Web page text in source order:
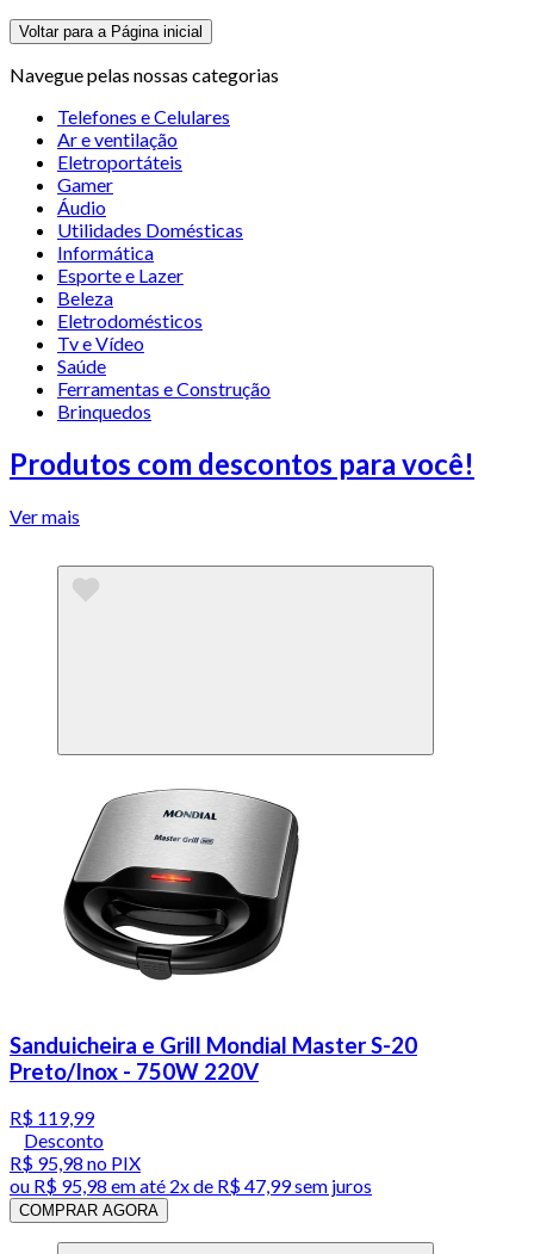
Voltar para a Página inicial
Navegue pelas nossas categorias
Telefones e Celulares
Ar e ventilação
Eletroportáteis
Gamer
Áudio
Utilidades Domésticas
Informática
Esporte e Lazer
Beleza
Eletrodomésticos
Tv e Vídeo
Saúde
Ferramentas e Construção
Brinquedos
Produtos com descontos para você!
Ver mais
Sanduicheira e Grill Mondial Master S-20
Preto/Inox - 750W 220V
R$ 119,99
Desconto
R$ 95,98 no PIX
ou R$ 95,98 em até 2x de R$ 47,99 sem juros
COMPRAR AGORA